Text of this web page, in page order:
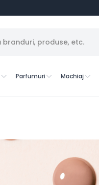
Parfumuri Machiaj